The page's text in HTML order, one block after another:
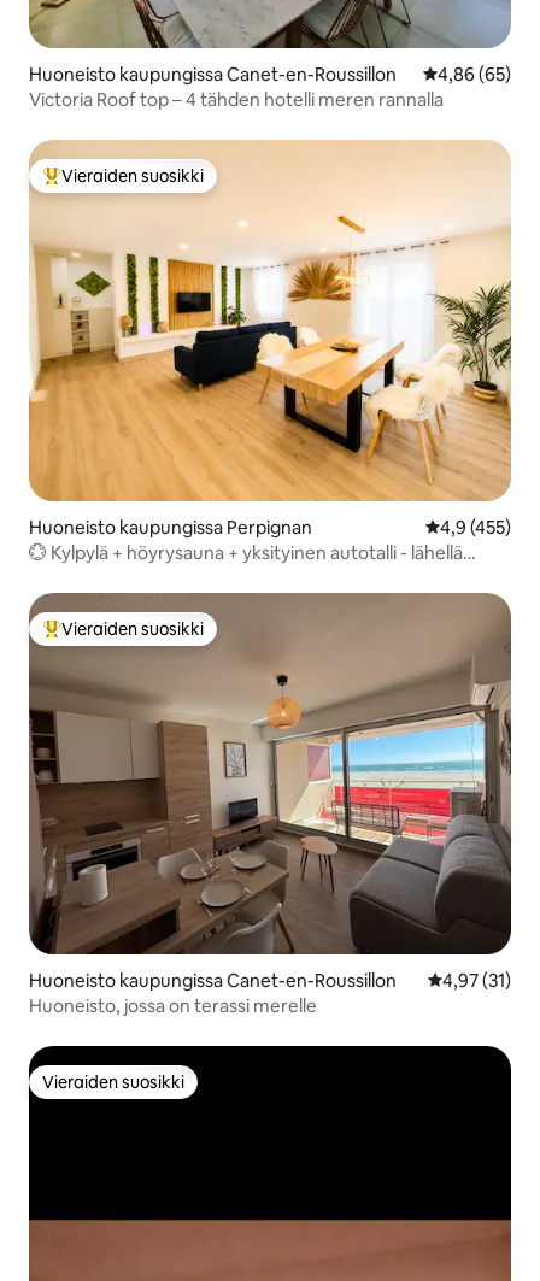
Huoneisto kaupungissa Canet-en-Roussillon
4,86 (65)
Victoria Roof top – 4 tähden hotelli meren rannalla
Vieraiden suosikkien parhaimmistoa
Vieraiden suosikki
Huoneisto kaupungissa Perpignan
4,9 (455)
💮 Kylpylä + höyrysauna + yksityinen autotalli - lähellä
Vieraiden suosikkien parhaimmistoa
Vieraiden suosikki
Huoneisto kaupungissa Canet-en-Roussillon
4,97 (31)
Huoneisto, jossa on terassi merelle
Vieraiden suosikki
Vieraiden suosikki